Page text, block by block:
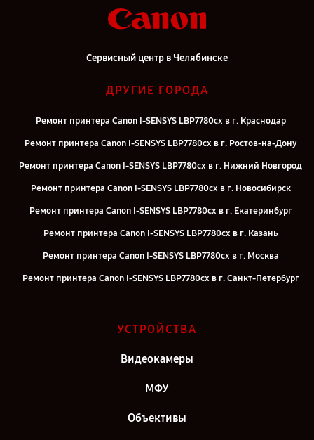
Сервисный центр в Челябинске
ДРУГИЕ ГОРОДА
Ремонт принтера Canon I-SENSYS LBP7780cx в г. Краснодар
Ремонт принтера Canon I-SENSYS LBP7780cx в г. Ростов-на-Дону
Ремонт принтера Canon I-SENSYS LBP7780cx в г. Нижний Новгород
Ремонт принтера Canon I-SENSYS LBP7780cx в г. Новосибирск
Ремонт принтера Canon I-SENSYS LBP7780cx в г. Екатеринбург
Ремонт принтера Canon I-SENSYS LBP7780cx в г. Казань
Ремонт принтера Canon I-SENSYS LBP7780cx в г. Москва
Ремонт принтера Canon I-SENSYS LBP7780cx в г. Санкт-Петербург
УСТРОЙСТВА
Видеокамеры
МФУ
Объективы